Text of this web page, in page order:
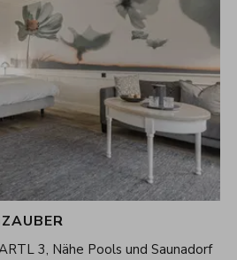
3, Nähe Pools und Saunadorf